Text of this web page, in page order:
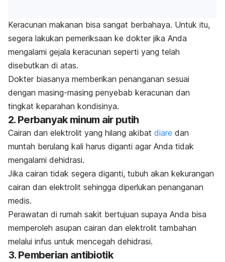
Keracunan makanan bisa sangat berbahaya. Untuk itu,
segera lakukan pemeriksaan ke dokter jika Anda
mengalami gejala keracunan seperti yang telah
disebutkan di atas.
Dokter biasanya memberikan penanganan sesuai
dengan masing-masing penyebab keracunan dan
tingkat keparahan kondisinya.
2. Perbanyak minum air putih
Cairan dan elektrolit yang hilang akibat diare dan
muntah berulang kali harus diganti agar Anda tidak
mengalami dehidrasi.
Jika cairan tidak segera diganti, tubuh akan kekurangan
cairan dan elektrolit sehingga diperlukan penanganan
medis.
Perawatan di rumah sakit bertujuan supaya Anda bisa
memperoleh asupan cairan dan elektrolit tambahan
melalui infus untuk mencegah dehidrasi.
3. Pemberian antibiotik